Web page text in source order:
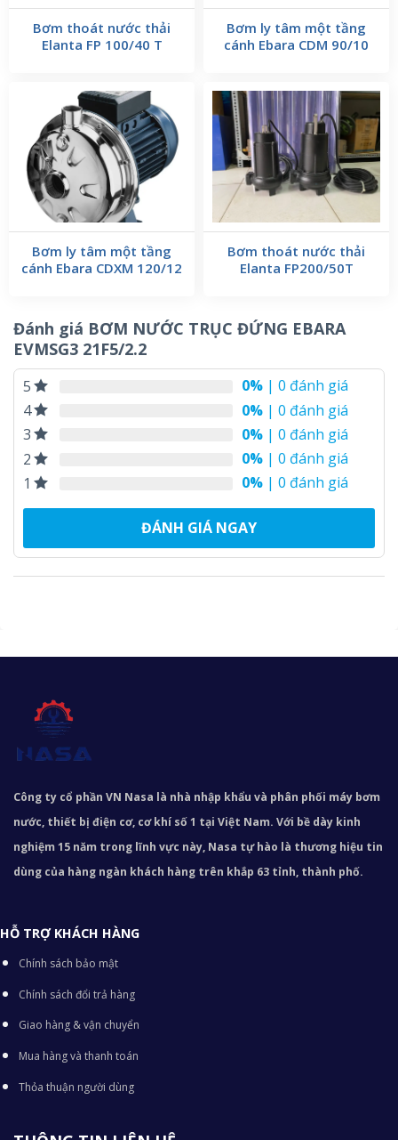
Bơm thoát nước thải
Elanta FP 100/40 T
Bơm ly tâm một tầng
cánh Ebara CDM 90/10
Bơm ly tâm một tầng
cánh Ebara CDXM 120/12
Bơm thoát nước thải
Elanta FP200/50T
Đánh giá BƠM NƯỚC TRỤC ĐỨNG EBARA
EVMSG3 21F5/2.2
5 0% | 0 đánh giá
4
0% | 0 đánh giá
3
0% | 0 đánh giá
2
0% | 0 đánh giá
1
0% | 0 đánh giá
ĐÁNH GIÁ NGAY
Công ty cổ phần VN Nasa là nhà nhập khẩu và phân phối máy bơm
nước, thiết bị điện cơ, cơ khí số 1 tại Việt Nam. Với bề dày kinh
nghiệm 15 năm trong lĩnh vực này, Nasa tự hào là thương hiệu tin
dùng của hàng ngàn khách hàng trên khắp 63 tỉnh, thành phố.
HỖ TRỢ KHÁCH HÀNG
Chính sách bảo mật
Chính sách đổi trả hàng
Giao hàng & vận chuyển
Mua hàng và thanh toán
Thỏa thuận người dùng